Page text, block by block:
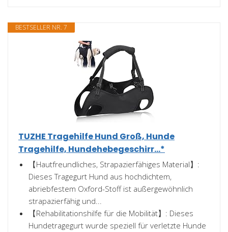
BESTSELLER NR. 7
TUZHE Tragehilfe Hund Groß, Hunde
Tragehilfe, Hundehebegeschirr...*
【Hautfreundliches, Strapazierfähiges Material】:
Dieses Tragegurt Hund aus hochdichtem,
abriebfestem Oxford-Stoff ist außergewöhnlich
strapazierfähig und...
【Rehabilitationshilfe für die Mobilität】: Dieses
Hundetragegurt wurde speziell für verletzte Hunde